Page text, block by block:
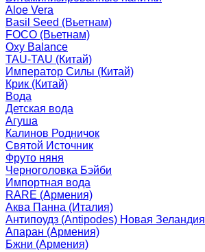
Aloe Vera
Basil Seed (Вьетнам)
FOCO (Вьетнам)
Oxy Balance
TAU-TAU (Китай)
Император Силы (Китай)
Крик (Китай)
Вода
Детская вода
Агуша
Калинов Родничок
Святой Источник
Фруто няня
Черноголовка Бэйби
Импортная вода
RARE (Армения)
Аква Панна (Италия)
Антипоудз (Antipodes) Новая Зеландия
Апаран (Армения)
Бжни (Армения)